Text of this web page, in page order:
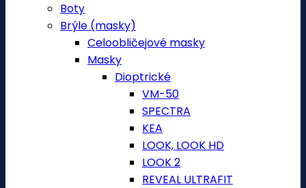
Boty
Brýle (masky)
Celoobličejové masky
Masky
Dioptrické
VM-50
SPECTRA
KEA
LOOK, LOOK HD
LOOK 2
REVEAL ULTRAFIT